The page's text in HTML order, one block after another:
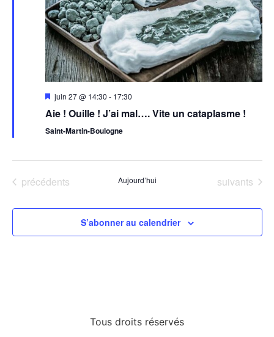
Mis
avant
juin 27 @ 14:30 - 17:30
Aie ! Ouille ! J’ai mal…. Vite un cataplasme !
Saint-Martin-Boulogne
Évènements
précédents Aujourd’hui Évènements
suivants
S’abonner au calendrier
Tous droits réservés